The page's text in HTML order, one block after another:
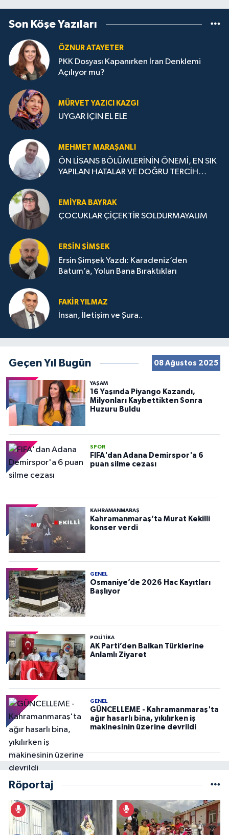
Son Köşe Yazıları
ÖZNUR ATAYETER
PKK Dosyası Kapanırken İran Denklemi
Açılıyor mu?
MÜRVET YAZICI KAZGI
UYGAR İÇİN EL ELE
MEHMET MARAŞANLI
ÖN LİSANS BÖLÜMLERİNİN ÖNEMİ, EN SIK
YAPILAN HATALAR VE DOĞRU TERCİH
EMIYRA BAYRAK
ÇOCUKLAR ÇİÇEKTİR SOLDURMAYALIM
ERSIN ŞIMŞEK
Ersin Şimşek Yazdı: Karadeniz’den
Batum’a, Yolun Bana Bıraktıkları
FAKIR YILMAZ
İnsan, İletişim ve Şura..
Geçen Yıl Bugün 08 Ağustos 2025
YAŞAM
16 Yaşında Piyango Kazandı,
Milyonları Kaybettikten Sonra
Huzuru Buldu
SPOR
FIFA'dan Adana Demirspor'a 6
puan silme cezası
KAHRAMANMARAŞ
Kahramanmaraş’ta Murat Kekilli
konser verdi
GENEL
Osmaniye’de 2026 Hac Kayıtları
Başlıyor
POLITIKA
AK Parti’den Balkan Türklerine
Anlamlı Ziyaret
GENEL
GÜNCELLEME - Kahramanmaraş'ta
ağır hasarlı bina, yıkılırken iş
makinesinin üzerine devrildi
Röportaj